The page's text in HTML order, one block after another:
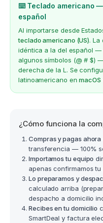
⌨️ Teclado americano
español
Al importarse desde
teclado americano (US). La
idéntica a la del español
algunos símbolos (@ # $)
derecha de la L. Se
latinoamericano enmacOS
¿Cómo funciona la
Compras y pagas ahora
transferencia — 100%
Importamos tu equipo
apenas confirmamos tu
Lo preparamos y
calculado arriba
despacho a domicilio
Recibes en tu domicilio
SmartDeal y factura